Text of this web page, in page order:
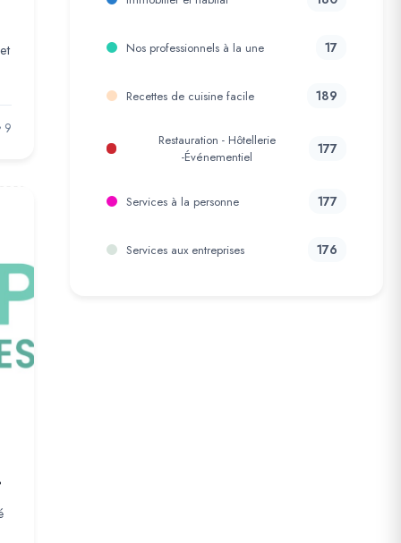
9
Nos professionnels à la une 17
Recettes de cuisine facile 189
Restauration - Hôtellerie
-Événementiel
177
Services à la personne 177
Services aux entreprises 176